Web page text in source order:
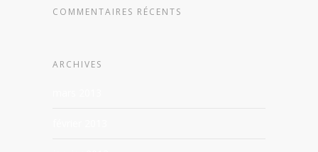
COMMENTAIRES RÉCENTS
ARCHIVES